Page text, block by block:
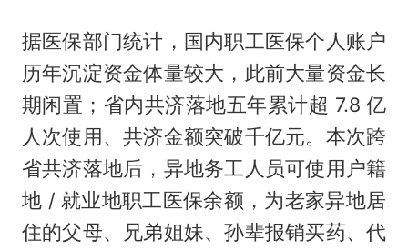
据医保部门统计，国内职工医保个人账户
历年沉淀资金体量较大，此前大量资金长
期闲置；省内共济落地五年累计超 7.8 亿
人次使用、共济金额突破千亿元。本次跨
省共济落地后，异地务工人员可使用户籍
地 / 就业地职工医保余额，为老家异地居
住的父母、兄弟姐妹、孙辈报销买药、代